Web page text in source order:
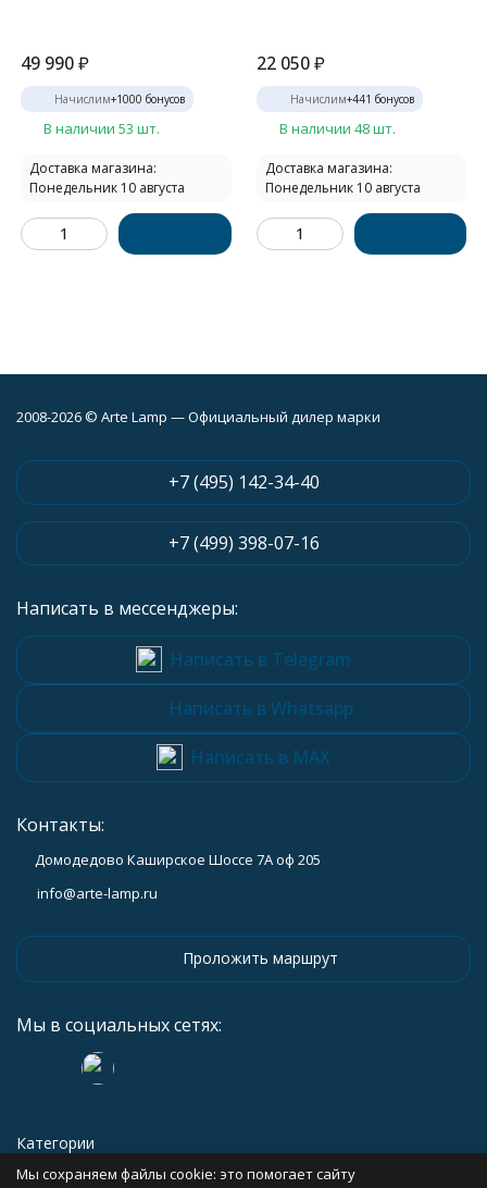
49 990₽
Начислим+1000 бонусов
В наличии 53 шт.
Доставка магазина:
Понедельник 10 августа
22 050 ₽
Начислим+441 бонусов
В наличии 48 шт.
Доставка магазина:
Понедельник 10 августа
2008-2026 © Arte Lamp — Официальный дилер марки
+7 (495) 142-34-40
+7 (499) 398-07-16
Написать в мессенджеры:
Написать в Telegram
Написать в Whatsapp
Написать в MAX
Контакты:
Домодедово Каширское Шоссе 7А оф 205
info@arte-lamp.ru
Проложить маршрут
Мы в социальных сетях:
Категории
Мы сохраняем файлы cookie: это помогает сайту